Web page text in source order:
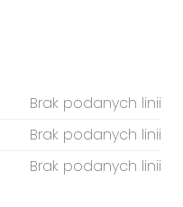
Brak podanych linii
Brak podanych linii
Brak podanych linii